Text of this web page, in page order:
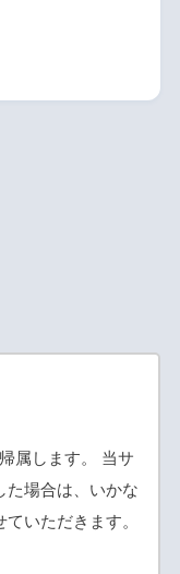
属します。 当サ
た場合は、いかな
いただきます。